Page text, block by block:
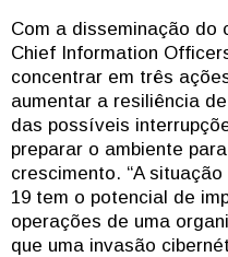
Com a disseminação do
Chief Information
concentrar em três
aumentar a resiliência
das possíveis
preparar o ambiente
crescimento. “A
19 tem o potencial de
operações de uma
que uma invasão